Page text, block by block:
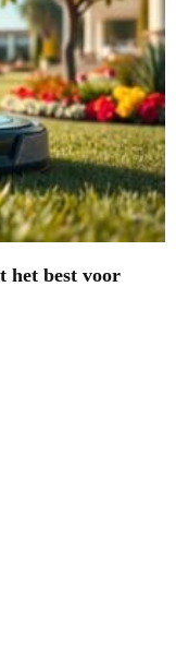
het best voor